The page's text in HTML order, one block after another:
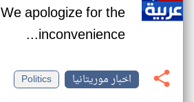
We apologize for the
inconvenience...
اخبار موريتانيا
Politics